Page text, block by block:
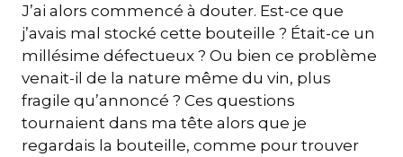
J’ai alors commencé à douter. Est-ce que
j’avais mal stocké cette bouteille ? Était-ce un
millésime défectueux ? Ou bien ce problème
venait-il de la nature même du vin, plus
fragile qu’annoncé ? Ces questions
tournaient dans ma tête alors que je
regardais la bouteille, comme pour trouver